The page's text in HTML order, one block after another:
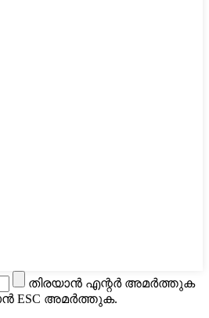
തിരയാൻ എന്റർ അമർത്തുക
ESC അമർത്തുക.